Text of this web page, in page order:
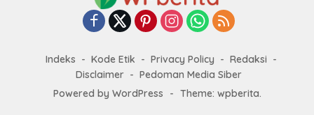
Indeks Kode Etik Privacy Policy
Redaksi
Disclaimer
Pedoman Media Siber
Powered by WordPress
- Theme: wpberita.